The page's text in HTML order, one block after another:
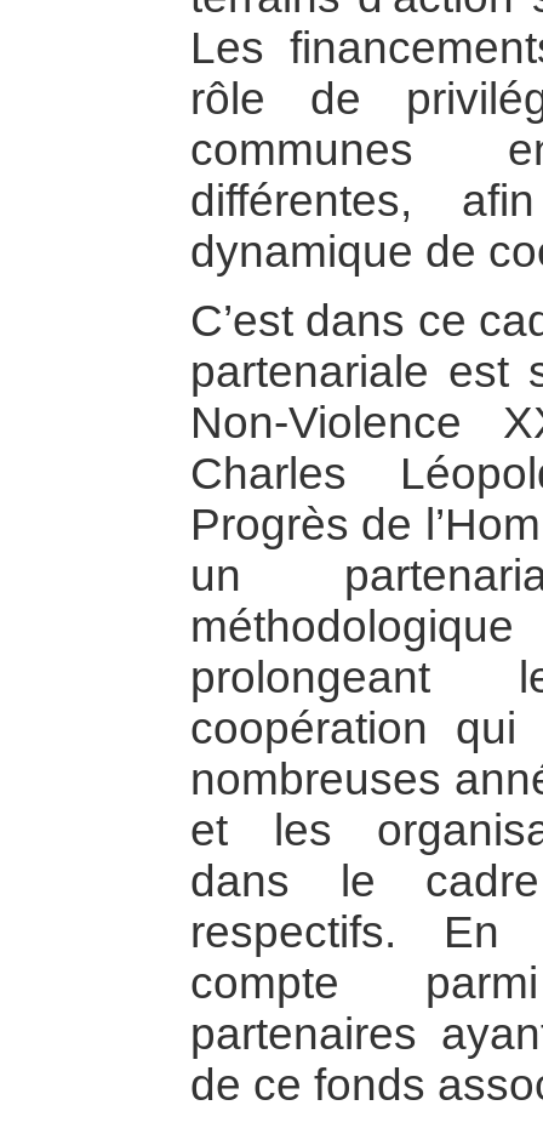
Les
rôle de
communes
différentes,
dynamique de
C’est dans ce
partenariale est
Non-Violence
Charles
Progrès de
un
coopération
nombreuses
et les
dans le
respectifs. En
compte
partenaires
de ce fonds